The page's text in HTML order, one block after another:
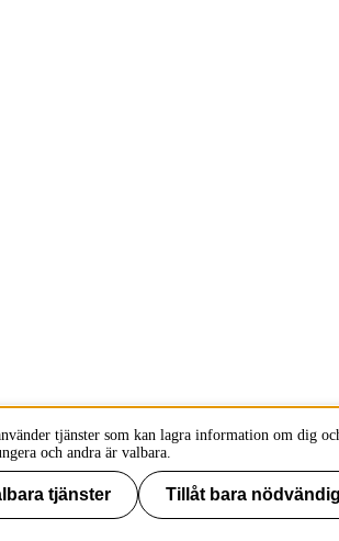
tjänster som kan lagra information om dig
och andra är valbara.
tjänster Tillåt bara